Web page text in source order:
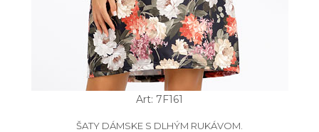
Art: 7F161
ŠATY DÁMSKE S DLHÝM RUKÁVOM.